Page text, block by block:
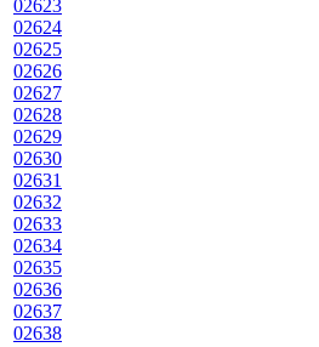
02623
02624
02625
02626
02627
02628
02629
02630
02631
02632
02633
02634
02635
02636
02637
02638